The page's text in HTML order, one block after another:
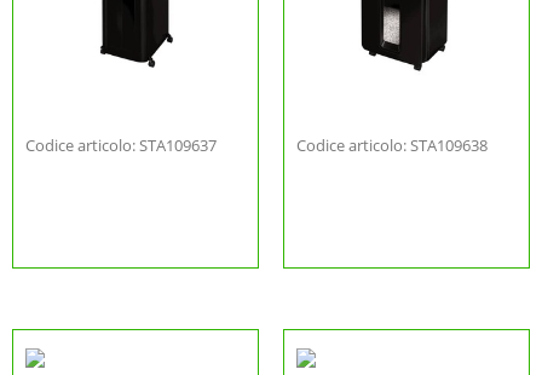
Codice articolo: STA109637 Codice articolo: STA109638